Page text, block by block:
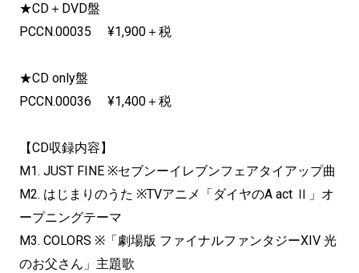
★CD＋DVD盤
PCCN.00035 ¥1,900＋税
★CD only盤
PCCN.00036 ¥1,400＋税
【CD収録内容】
M1. JUST FINE ※セブンーイレブンフェアタイアップ曲
M2. はじまりのうた ※TVアニメ「ダイヤのA act Ⅱ」オ
ープニングテーマ
M3. COLORS ※「劇場版 ファイナルファンタジーXIV 光
のお父さん」主題歌